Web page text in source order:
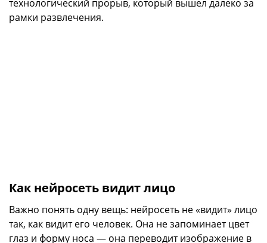
технологический прорыв, который вышел далеко за
рамки развлечения.
Как нейросеть видит лицо
Важно понять одну вещь: нейросеть не «видит» лицо
так, как видит его человек. Она не запоминает цвет
глаз и форму носа — она переводит изображение в